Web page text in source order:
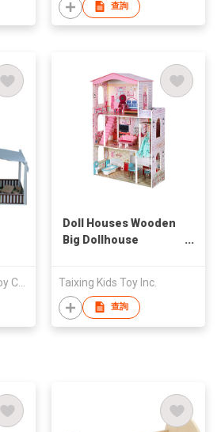
查詢
Doll Houses Wooden
Big Dollhouse
Taixing Kids Toy Inc.
查詢